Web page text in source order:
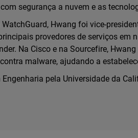
segurança a nuvem e as
Hwang foi vice-
provedores de serviços em
Na Cisco e na Sourcefire,
malware, ajudando a
pela Universidade da